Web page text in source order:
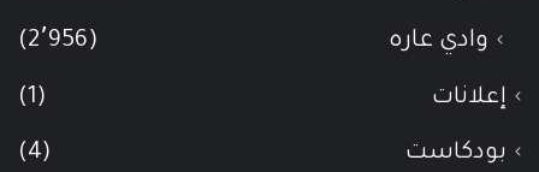
وادي عاره (2٬956)
إعلانات (1)
بودكاست (4)